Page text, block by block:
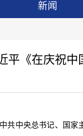
新闻
平《在庆祝中
共中央总书记、国家